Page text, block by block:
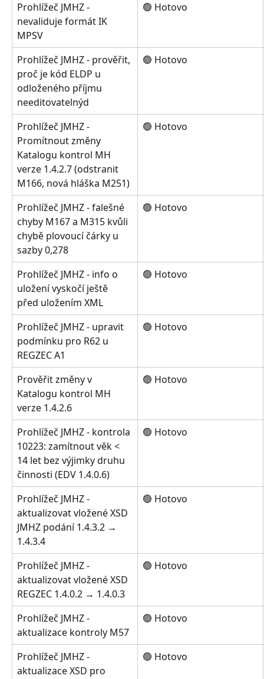
Prohlížeč JMHZ -
nevaliduje formát IK
MPSV
🟢 Hotovo
Prohlížeč JMHZ - prověřit,
proč je kód ELDP u
odloženého příjmu
needitovatelnýd
🟢 Hotovo
Prohlížeč JMHZ -
Promítnout změny
Katalogu kontrol MH
verze 1.4.2.7 (odstranit
M166, nová hláška M251)
🟢 Hotovo
Prohlížeč JMHZ - falešné
chyby M167 a M315 kvůli
chybě plovoucí čárky u
sazby 0,278
🟢 Hotovo
Prohlížeč JMHZ - info o
uložení vyskočí ještě
před uložením XML
🟢 Hotovo
Prohlížeč JMHZ - upravit
podmínku pro R62 u
REGZEC A1
🟢 Hotovo
Prověřit změny v
Katalogu kontrol MH
verze 1.4.2.6
🟢 Hotovo
Prohlížeč JMHZ - kontrola
10223: zamítnout věk <
14 let bez výjimky druhu
činnosti (EDV 1.4.0.6)
🟢 Hotovo
Prohlížeč JMHZ -
aktualizovat vložené XSD
JMHZ podání 1.4.3.2 →
1.4.3.4
🟢 Hotovo
Prohlížeč JMHZ -
aktualizovat vložené XSD
REGZEC 1.4.0.2 → 1.4.0.3
🟢 Hotovo
Prohlížeč JMHZ -
aktualizace kontroly M57
🟢 Hotovo
Prohlížeč JMHZ -
aktualizace XSD pro
🟢 Hotovo